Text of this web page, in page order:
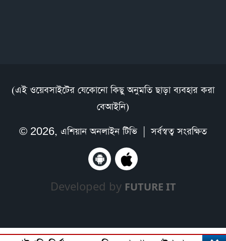
(এই ওয়েবসাইটের যেকোনো কিছু অনুমতি ছাড়া ব্যবহার করা
বেআইনি)
© 2026, এশিয়ান অনলাইন টিভি| সর্বস্বত্ব সংরক্ষিত
Developed by FUTURE IT